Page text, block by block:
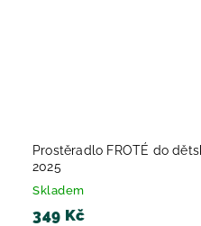
Prostěradlo FROTÉ do
2025
Skladem
349 Kč